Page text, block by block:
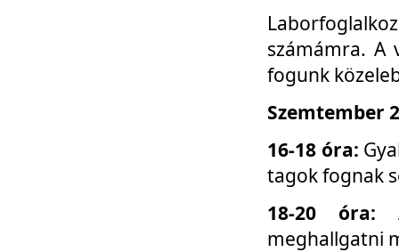
számámra. A
fogunk
Szemtember
16-18 óra:
tagok fognak
18-20 óra:
meghallgatni